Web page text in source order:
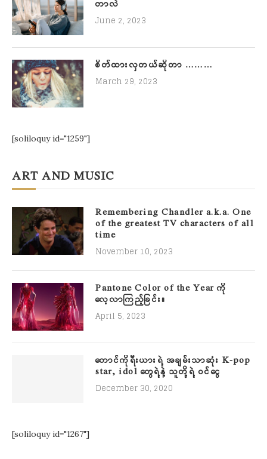
တာလဲ
June 2, 2023
စိတ်ထားလှတယ်ဆိုတာ ………
March 29, 2023
[soliloquy id="1259"]
ART AND MUSIC
Remembering Chandler a.k.a. One
of the greatest TV characters of all
time
November 10, 2023
Pantone Color of the Year ကို
လေ့လာကြည့်ခြင်း။
April 5, 2023
တောင်ကိုရီးယားရဲ့ အချမ်းသာဆုံး K-pop
star, idol တွေရဲ့နဲ့ သူတို့ရဲ့ ဝင်ငွေ
December 30, 2020
[soliloquy id="1267"]